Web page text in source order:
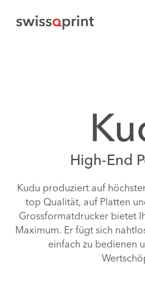
High-End
Kudu produziert auf
top Qualität, auf Platten
Grossformatdrucker bietet
Maximum. Er fügt sich
einfach zu bedienen